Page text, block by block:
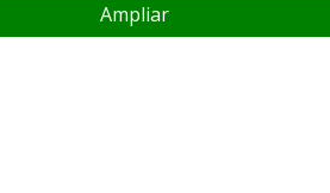
Ampliar